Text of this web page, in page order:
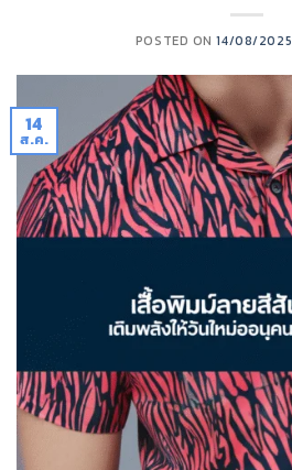
POSTED ON14/08/2025
14
ส.ค.